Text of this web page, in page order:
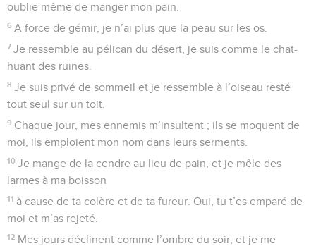
oublie même de manger mon pain.
6 A force de gémir, je n’ai plus que la peau sur les os.
7 Je ressemble au pélican du désert, je suis comme le chat-
huant des ruines.
8 Je suis privé de sommeil et je ressemble à l’oiseau resté
tout seul sur un toit.
9 Chaque jour, mes ennemis m’insultent ; ils se moquent de
moi, ils emploient mon nom dans leurs serments.
10 Je mange de la cendre au lieu de pain, et je mêle des
larmes à ma boisson
11 à cause de ta colère et de ta fureur. Oui, tu t’es emparé de
moi et m’as rejeté.
12 Mes jours déclinent comme l’ombre du soir, et je me